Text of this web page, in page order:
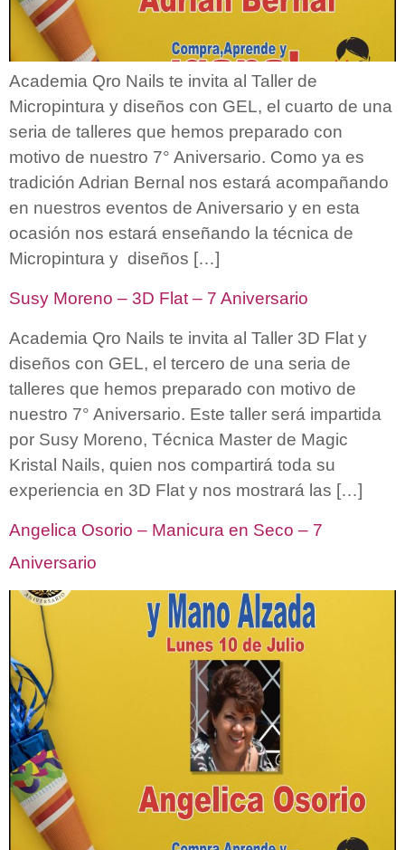
Academia Qro Nails te invita al Taller de
Micropintura y diseños con GEL, el cuarto de una
seria de talleres que hemos preparado con
motivo de nuestro 7° Aniversario. Como ya es
tradición Adrian Bernal nos estará acompañando
en nuestros eventos de Aniversario y en esta
ocasión nos estará enseñando la técnica de
Micropintura y diseños […]
Susy Moreno – 3D Flat – 7 Aniversario
Academia Qro Nails te invita al Taller 3D Flat y
diseños con GEL, el tercero de una seria de
talleres que hemos preparado con motivo de
nuestro 7° Aniversario. Este taller será impartida
por Susy Moreno, Técnica Master de Magic
Kristal Nails, quien nos compartirá toda su
experiencia en 3D Flat y nos mostrará las […]
Angelica Osorio – Manicura en Seco – 7
Aniversario